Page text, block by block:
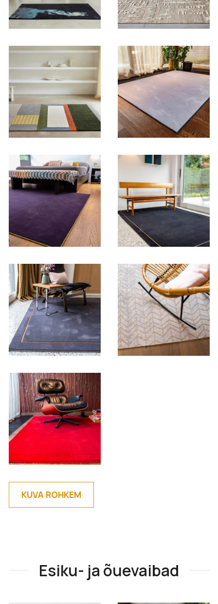
KUVA ROHKEM
Esiku- ja õuevaibad